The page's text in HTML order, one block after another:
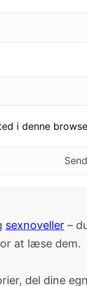
i denne
sexnoveller –
at læse dem.
del dine